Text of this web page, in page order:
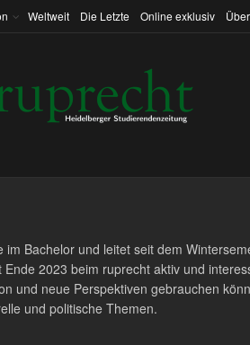
Weltweit Die Letzte Online exklusiv
Bachelor und leitet seit dem
2023 beim ruprecht aktiv und
und neue Perspektiven gebrauchen
und politische Themen.